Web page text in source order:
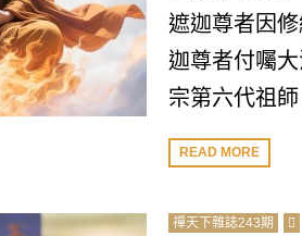
遮迦尊者因
迦尊者付囑
宗第六代祖師
READ MORE
禪天下雜誌243期